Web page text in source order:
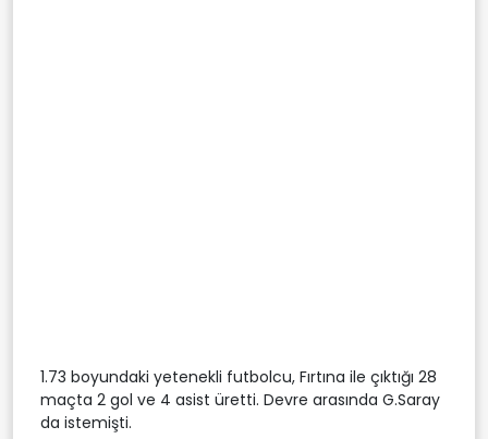
1.73 boyundaki yetenekli futbolcu, Fırtına ile çıktığı 28
maçta 2 gol ve 4 asist üretti. Devre arasında G.Saray
da istemişti.